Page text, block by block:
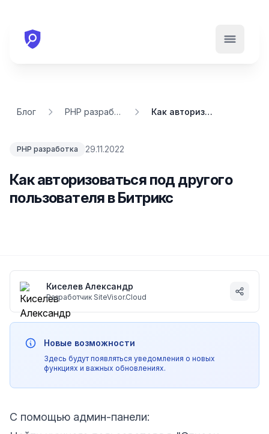
Открыть
Блог PHP разработка Как авторизоваться под другого пользователя в Битрикс
PHP разработка 29.11.2022
Как авторизоваться под другого
пользователя в Битрикс
С помощью админ-панели:
Киселев Александр
Разработчик SiteVisor.Cloud
Новые возможности
Здесь будут появляться уведомления о новых
функциях и важных обновлениях.